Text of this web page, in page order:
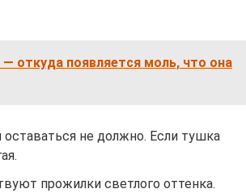
откуда появляется моль, что она
не должно. Если тушка
прожилки светлого оттенка.